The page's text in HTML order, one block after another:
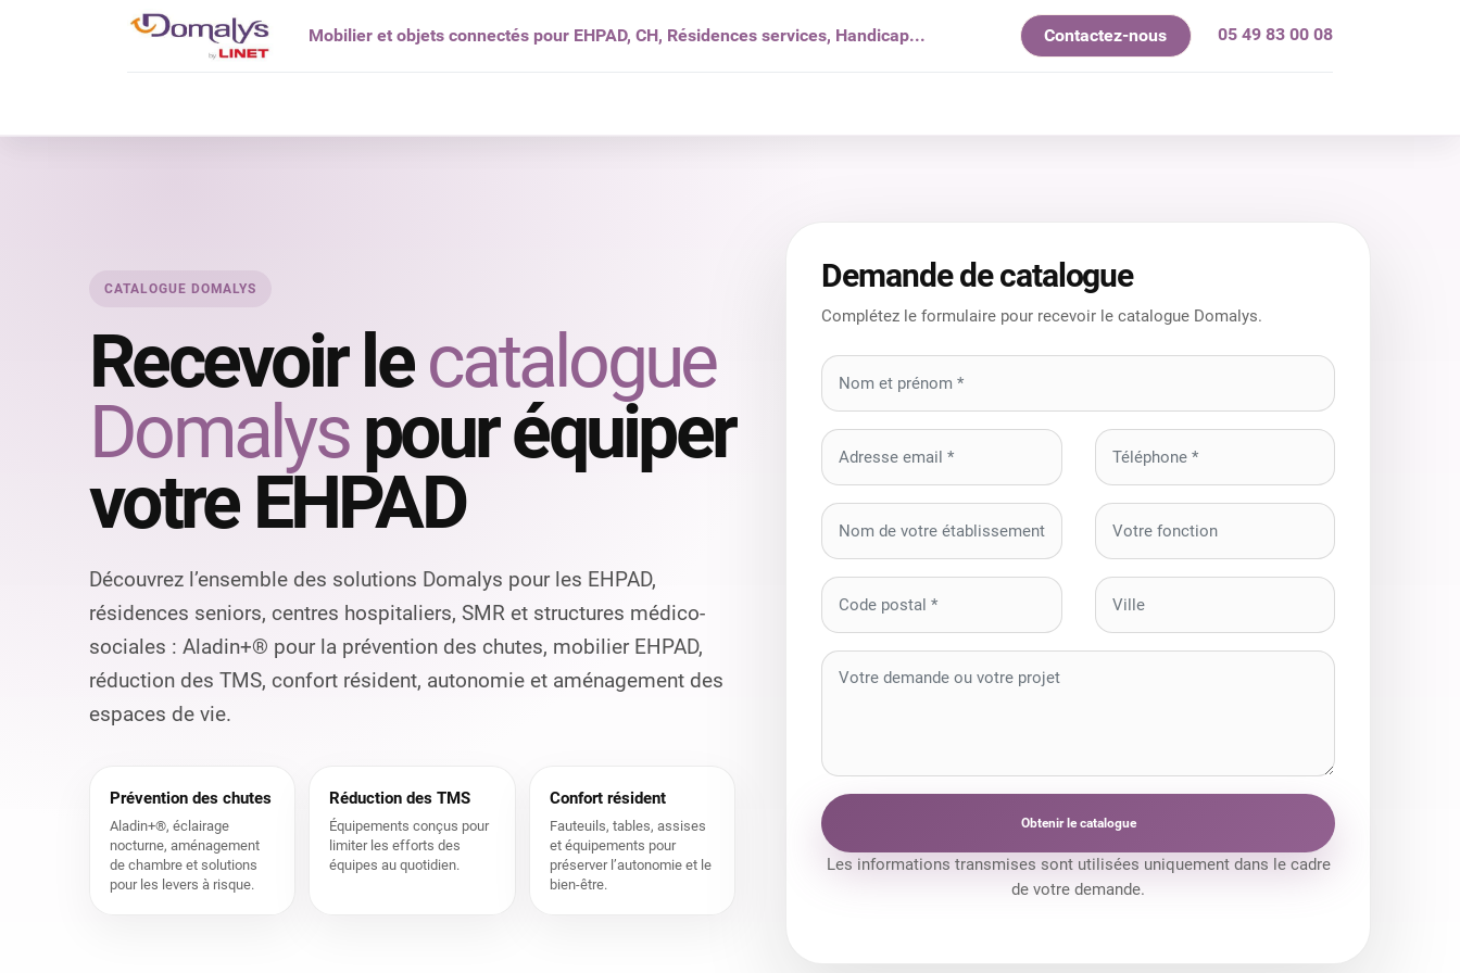
Mobilier et objets connectés pour EHPAD, CH, Résidences services, Handicap... Contactez-nous 05 49 83 00 08
CATALOGUE DOMALYS
Recevoir lecatalogue
Domalyspour équiper
votre EHPAD
Découvrez l’ensemble des solutions Domalys pour les EHPAD,
résidences seniors, centres hospitaliers, SMR et structures médico-
sociales : Aladin+® pour la prévention des chutes, mobilier EHPAD,
réduction des TMS, confort résident, autonomie et aménagement des
espaces de vie.
Prévention des chutes
Aladin+®, éclairage
nocturne, aménagement
de chambre et solutions
pour les levers à risque.
Réduction des TMS
Équipements conçus pour
limiter les efforts des
équipes au quotidien.
Confort résident
Fauteuils, tables, assises
et équipements pour
préserver l’autonomie et le
bien-être.
Demande de catalogue
Complétez le formulaire pour recevoir le catalogue Domalys.
Obtenir le catalogue
Les informations transmises sont utilisées uniquement dans le cadre
de votre demande.